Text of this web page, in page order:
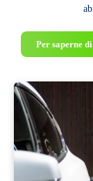
Per saperne